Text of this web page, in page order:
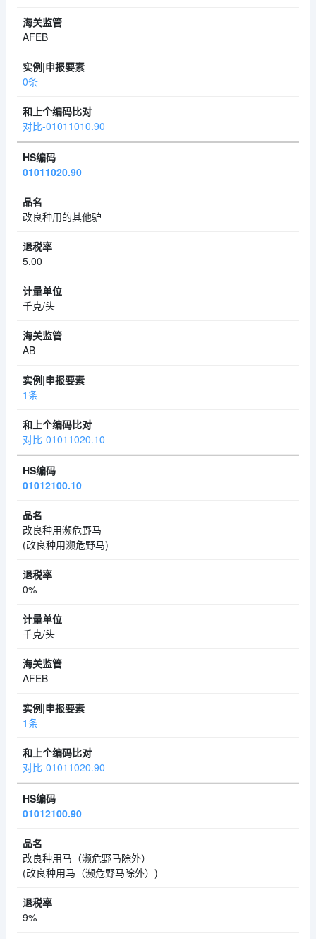
AFEB
0条
对比-01011010.90
01011020.90
改良种用的其他驴
5.00
千克/头
AB
1条
对比-01011020.10
01012100.10
改良种用濒危野马
(改良种用濒危野马)
0%
千克/头
AFEB
1条
对比-01011020.90
01012100.90
改良种用马（濒危野马除外）
(改良种用马（濒危野马除外）)
9%